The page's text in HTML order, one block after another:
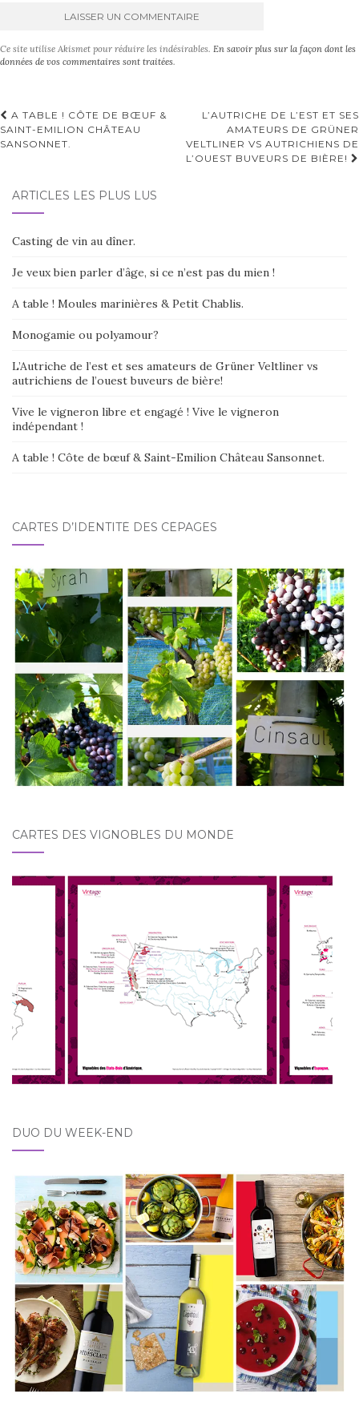
l
n
a
Ce site utilise Akismet pour réduire les indésirables. En savoir plus sur la façon dont les
données de vos commentaires sont traitées.
Navigation
d'article
A TABLE ! CÔTE DE BŒUF &
SAINT-EMILION CHÂTEAU
SANSONNET.
L’AUTRICHE DE L’EST ET SES
AMATEURS DE GRÜNER
VELTLINER VS AUTRICHIENS DE
L’OUEST BUVEURS DE BIÈRE!
ARTICLES LES PLUS LUS
Casting de vin au dîner.
Je veux bien parler d’âge, si ce n’est pas du mien !
A table ! Moules marinières & Petit Chablis.
Monogamie ou polyamour?
L’Autriche de l’est et ses amateurs de Grüner Veltliner vs
autrichiens de l’ouest buveurs de bière!
Vive le vigneron libre et engagé ! Vive le vigneron
indépendant !
A table ! Côte de bœuf & Saint-Emilion Château Sansonnet.
CARTES D’IDENTITÉ DES CÉPAGES
CARTES DES VIGNOBLES DU MONDE
DUO DU WEEK-END